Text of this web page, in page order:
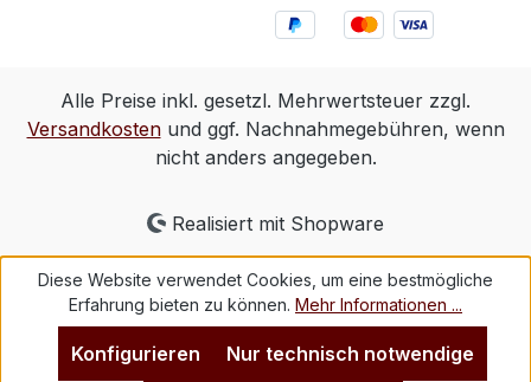
Alle Preise inkl. gesetzl. Mehrwertsteuer zzgl.
Versandkostenund ggf. Nachnahmegebühren, wenn
nicht anders angegeben.
Realisiert mit Shopware
Diese Website verwendet Cookies, um eine bestmögliche
Erfahrung bieten zu können. Mehr Informationen ...
Nur technisch notwendige
Konfigurieren